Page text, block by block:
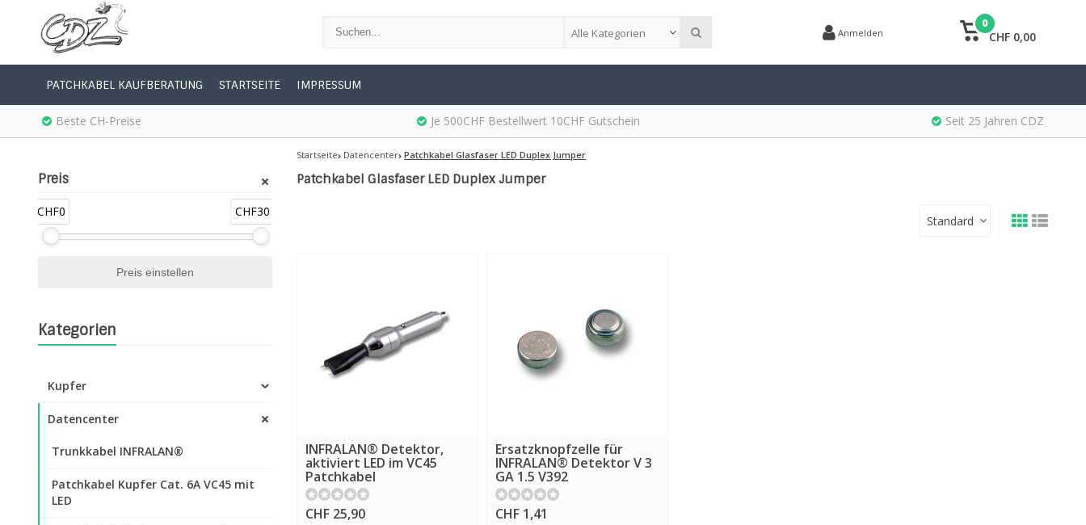
Alle Kategorien Anmelden
0
CHF 0,00
PATCHKABEL KAUFBERATUNG STARTSEITE IMPRESSUM
Beste CH-Preise Je 500CHF Bestellwert 10CHF Gutschein Seit 25 Jahren CDZ
Preis
CHF0 CHF30
Kategorien
Kupfer
Datencenter
Trunkkabel INFRALAN®
Patchkabel Kupfer Cat. 6A VC45 mit
LED
Startseite Datencenter Patchkabel Glasfaser LED Duplex Jumper
Patchkabel Glasfaser LED Duplex Jumper
Standard
INFRALAN® Detektor,
aktiviert LED im VC45
Patchkabel
CHF 25,90
Ersatzknopfzelle für
INFRALAN® Detektor V 3
GA 1.5 V392
CHF 1,41